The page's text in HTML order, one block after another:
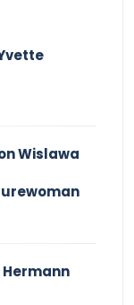
Wislawa
Hermann